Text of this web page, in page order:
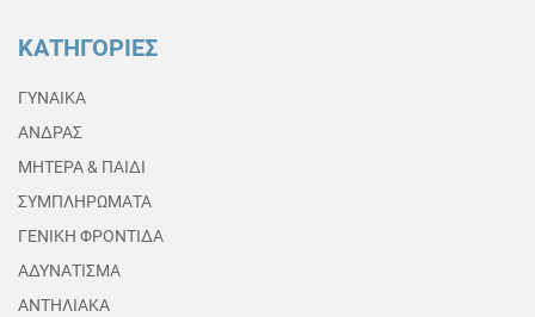
ΚΑΤΗΓΟΡΙΕΣ
ΓΥΝΑΙΚΑ
ΑΝΔΡΑΣ
ΜΗΤΕΡΑ & ΠΑΙΔΙ
ΣΥΜΠΛΗΡΩΜΑΤΑ
ΓΕΝΙΚΗ ΦΡΟΝΤΙΔΑ
ΑΔΥΝΑΤΙΣΜΑ
ΑΝΤΗΛΙΑΚΑ